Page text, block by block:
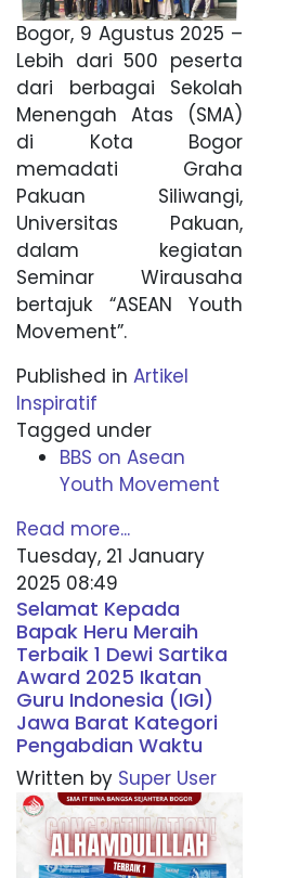
Bogor, 9 Agustus 2025 –
Lebih dari 500 peserta
dari berbagai Sekolah
Menengah Atas (SMA)
di Kota Bogor
memadati Graha
Pakuan Siliwangi,
Universitas Pakuan,
dalam kegiatan
Seminar Wirausaha
bertajuk “ASEAN Youth
Movement”.
Published in Artikel
Inspiratif
Tagged under
BBS on Asean
Youth Movement
Read more...
Tuesday, 21 January
2025 08:49
Selamat Kepada
Bapak Heru Meraih
Terbaik 1 Dewi Sartika
Award 2025 Ikatan
Guru Indonesia (IGI)
Jawa Barat Kategori
Pengabdian Waktu
Written by Super User